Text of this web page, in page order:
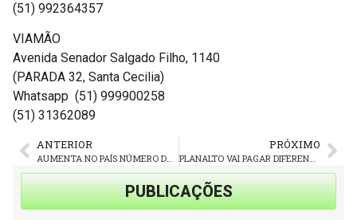
(51) 992364357
VIAMÃO
Avenida Senador Salgado Filho, 1140
(PARADA 32, Santa Cecilia)
Whatsapp (51) 999900258
(51) 31362089
ANTERIOR PRÓXIMO
PLANALTO VAI PAGAR DIFERENÇA SALARIAL EM FOLHA COMPLETAR AMANHÃ (6ª f.)
PUBLICAÇÕES